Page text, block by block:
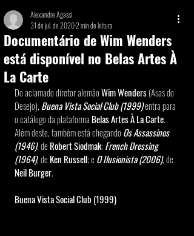
Documentário de Wim Wenders
está disponível no Belas Artes À
La Carte
Alexandre Agassi
31 de jul. de 20202 min de leitura
Do aclamado diretor alemão Wim Wenders (Asas do
Desejo), Buena Vista Social Club (1999) entra para
o catálogo da plataforma Belas Artes À La Carte.
Além deste, também está chegando Os Assassinos
(1946), de Robert Siodmak; French Dressing
(1964), de Ken Russell; e O Ilusionista (2006), de
Neil Burger.
Buena Vista Social Club (1999)